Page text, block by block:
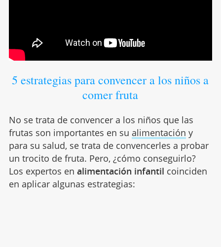
5 estrategias para convencer a los niños a
comer fruta
No se trata de convencer a los niños que las
frutas son importantes en su alimentación y
para su salud, se trata de convencerles a probar
un trocito de fruta. Pero, ¿cómo conseguirlo?
Los expertos en alimentación infantil coinciden
en aplicar algunas estrategias: